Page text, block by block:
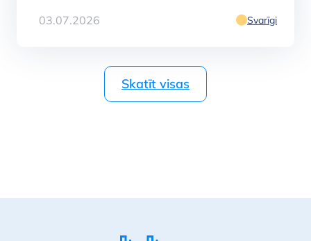
03.07.2026 Svarīgi
Skatīt visas